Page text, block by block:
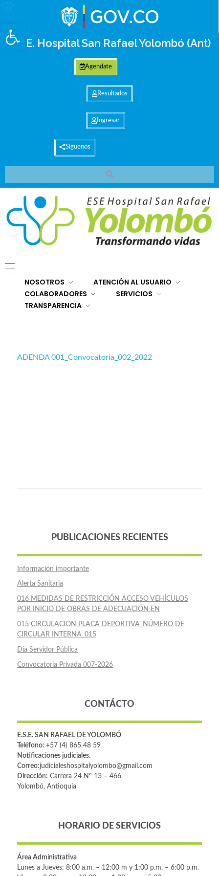
Abrir barra de herramientas
E.S.E. Hospital San Rafael Yolombó (Ant)
Agendate
Resultados
Ingresar
Síguenos
NOSOTROS
ATENCIÓN AL USUARIO
COLABORADORES
SERVICIOS
TRANSPARENCIA
ADENDA 001_Convocatoria_002_2022
PUBLICACIONES RECIENTES
Información importante
Alerta Sanitaria
016 MEDIDAS DE RESTRICCIÓN ACCESO VEHÍCULOS
POR INICIO DE OBRAS DE ADECUACIÓN EN
015 CIRCULACION PLACA DEPORTIVA_NÚMERO DE
CIRCULAR INTERNA_015
Día Servidor Pública
Convocatoria Privada 007-2026
CONTÁCTO
E.S.E. SAN RAFAEL DE YOLOMBÓ
Teléfono: +57 (4) 865 48 59
Notificaciones judiciales.
Correo:judicialeshospitalyolombo@gmail.com
Dirección: Carrera 24 Nº 13 – 466
Yolombó, Antioquia
HORARIO DE SERVICIOS
Área Administrativa
Lunes a Jueves: 8:00 a.m. – 12:00 m y 1:00 p.m. – 6:00 p.m.